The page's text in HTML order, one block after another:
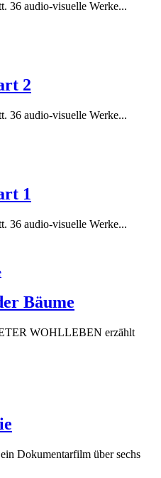
36 audio-visuelle Werke...
2
36 audio-visuelle Werke...
1
36 audio-visuelle Werke...
Bäume
WOHLLEBEN erzählt
Dokumentarfilm über sechs